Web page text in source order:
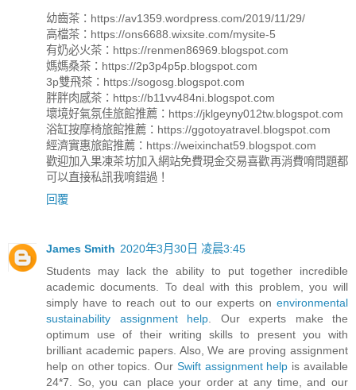
幼齒茶：https://av1359.wordpress.com/2019/11/29/
高檔茶：https://ons6688.wixsite.com/mysite-5
有奶必火茶：https://renmen86969.blogspot.com
媽媽桑茶：https://2p3p4p5p.blogspot.com
3p雙飛茶：https://sogosg.blogspot.com
胖胖肉感茶：https://b11vv484ni.blogspot.com
壞境好氣氛佳旅館推薦：https://jklgeyny012tw.blogspot.com
浴缸按摩椅旅館推薦：https://ggotoyatravel.blogspot.com
經濟實惠旅館推薦：https://weixinchat59.blogspot.com
歡迎加入果凍茶坊加入網站免費現金交易喜歡再消費唷問題都
可以直接私訊我唷錯過！
回覆
James Smith 2020年3月30日 凌晨3:45
Students may lack the ability to put together incredible
academic documents. To deal with this problem, you will
simply have to reach out to our experts on environmental
sustainability assignment help . Our experts make the
optimum use of their writing skills to present you with
brilliant academic papers. Also, We are proving assignment
help on other topics. Our Swift assignment help is available
24*7. So, you can place your order at any time, and our